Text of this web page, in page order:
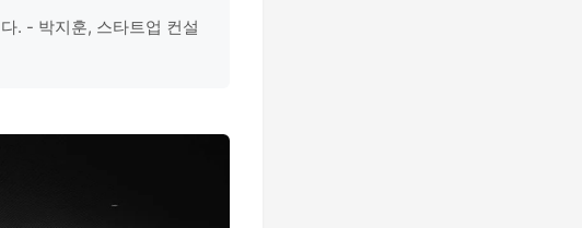
. - 박지훈, 스타트업 컨설